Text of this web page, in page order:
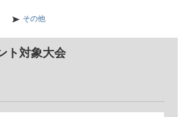
その他
ト対象大会